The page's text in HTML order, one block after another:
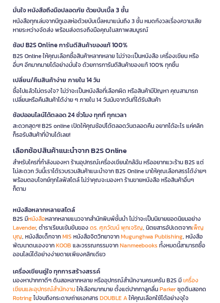
มั่นใจ หนังสือถึงมือปลอดภัย ด้วยบับเบิ้ล 3 ชั้น
หนังสือทุกเล่มจากบีทูเอสห่อด้วยบับเบิ้ลหนาแน่นถึง 3 ชั้น หมดกังวลเรื่องความเสีย
หายระหว่างจัดส่ง พร้อมส่งตรงถึงมือคุณในสภาพสมบูรณ์
ช้อป B2S Online การันตีสินค้าของแท้ 100%
B2S Online ให้คุณเลือกซื้อสินค้าหลากหลาย ไม่ว่าจะเป็นหนังสือ เครื่องเขียน หรือ
อื่นๆ อีกมากมายได้อย่างมั่นใจ ด้วยการการันตีสินค้าของแท้ 100% ทุกชิ้น
เปลี่ยน/คืนสินค้าง่าย ภายใน 14 วัน
ซื้อไปแล้วไม่ตรงใจ? ไม่ว่าจะเป็นหนังสือที่เลือกผิด หรือสินค้ามีปัญหา คุณสามารถ
เปลี่ยนหรือคืนสินค้าได้ง่าย ๆ ภายใน 14 วันนับจากวันที่ได้รับสินค้า
ช้อปออนไลน์ได้ตลอด 24 ชั่วโมง ทุกที่ ทุกเวลา
สะดวกสุดๆ! B2S online เปิดให้คุณช้อปได้ตลอดวันตลอดคืน อยากได้อะไร แค่คลิก
ก็รอรับสินค้าที่บ้านได้เลย!
เลือกช้อปสินค้าแนะนำจาก B2S Online
สำหรับใครที่กำลังมองหา ร้านอุปกรณ์เครื่องเขียนใกล้ฉัน หรืออยากแวะร้าน B2S แต่
ไม่สะดวก วันนี้เราได้รวบรวมสินค้าแนะนำจาก B2S Online มาให้คุณเลือกสรรได้ง่ายๆ
พร้อมตอบโจทย์ทุกไลฟ์สไตล์ ไม่ว่าคุณจะมองหา ร้านขายหนังสือ หรือสินค้าอื่นๆ
ก็ตาม
หนังสือหลากหลายสไตล์
B2S มีหนังสือหลากหลายแนวจากสำนักพิมพ์ชั้นนำ ไม่ว่าจะเป็นนิยายยอดนิยมอย่าง
Lavender, ตำราเรียนเข้มข้นของดร. ศุภวัฒน์ พุกเจริญ, นิตยสารอัปเดตจากเพ็ญ
บุญ, หนังสือเด็กจากMIS หนังสือจิตวิทยาจากMugunghwa Publishing, หนังสือ
พัฒนาตนเองจากKOOB และวรรณกรรมจากNanmeebooks ทั้งหมดนี้สามารถซื้อ
ออนไลน์ได้อย่างง่ายดายเพียงคลิกเดียว
เครื่องเขียนคู่ใจ ทุกการสร้างสรรค์
มองหาปากกาดีๆ ดินสอหลากหลาย หรืออุปกรณ์สำนักงานครบครัน B2S มีเครื่อง
เขียนและอุปกรณ์สำนักงานให้เลือกมากมาย ตั้งแต่ปากกาลูกลื่นParkerชุดดินสอกด
Rotringไปจนถึงกระดาษถ่ายเอกสารDOUBLE Aให้คุณเลือกใช้ได้อย่างจุใจ